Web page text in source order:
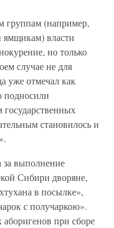
(например,
ямщикам) власти
но только
случае не для
уже отмечал как
подносили
становилось и
за выполнение
Сибири дворяне,
в посылке»,
с получаркою».
при сборе